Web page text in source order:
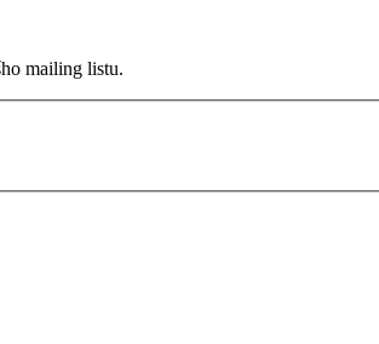
mailing listu.